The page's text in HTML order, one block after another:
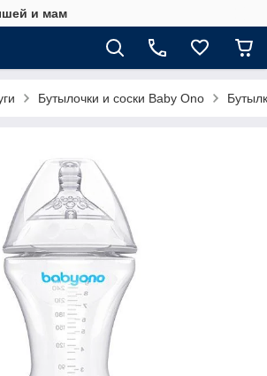
и мам
Бутылочки и соски Baby Ono